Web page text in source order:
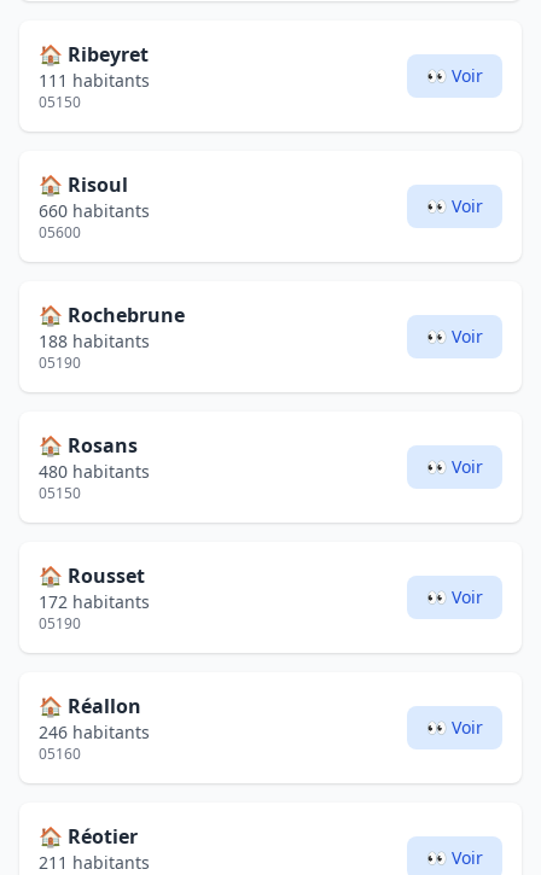
🏠 Ribeyret
111 habitants
05150
👀 Voir
🏠 Risoul
660 habitants
05600
👀 Voir
🏠 Rochebrune
188 habitants
05190
👀 Voir
🏠 Rosans
480 habitants
05150
👀 Voir
🏠 Rousset
172 habitants
05190
👀 Voir
🏠 Réallon
246 habitants
05160
👀 Voir
🏠 Réotier
211 habitants 👀 Voir